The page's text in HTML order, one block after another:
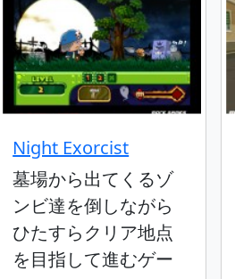
Night Exorcist
墓場から出てくるゾ
ンビ達を倒しながら
ひたすらクリア地点
を目指して進むゲー